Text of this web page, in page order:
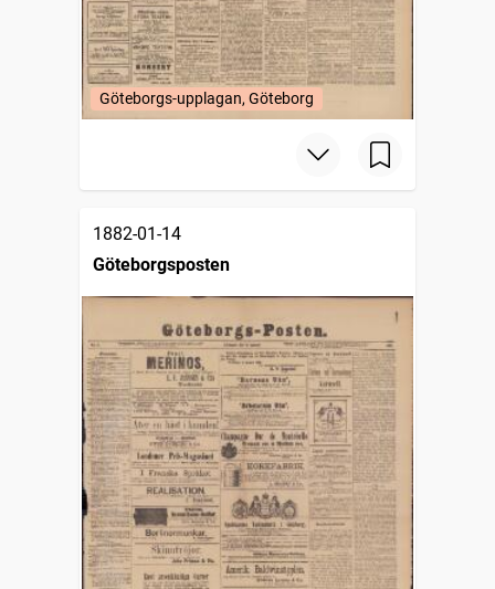
Göteborgs-upplagan, Göteborg
1882-01-14
Göteborgsposten